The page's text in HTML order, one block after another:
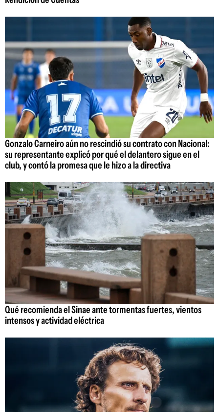
Gonzalo Carneiro aún no rescindió su contrato con Nacional:
su representante explicó por qué el delantero sigue en el
club, y contó la promesa que le hizo a la directiva
Qué recomienda el Sinae ante tormentas fuertes, vientos
intensos y actividad eléctrica